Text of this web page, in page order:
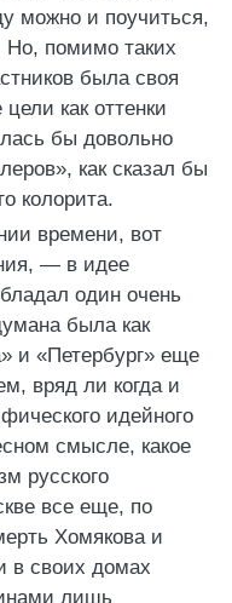
можно и поучиться,
Но, помимо таких
была своя
как оттенки
бы довольно
как сказал бы
колорита.
времени, вот
— в идее
один очень
была как
и «Петербург» еще
вряд ли когда и
идейного
смысле, какое
русского
все еще, по
Хомякова и
в своих домах
лишь